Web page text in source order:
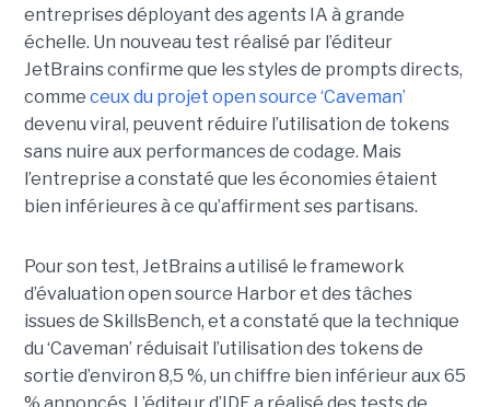
entreprises déployant des agents IA à grande
échelle. Un nouveau test réalisé par l’éditeur
JetBrains confirme que les styles de prompts directs,
comme ceux du projet open source ‘Caveman’
devenu viral, peuvent réduire l’utilisation de tokens
sans nuire aux performances de codage. Mais
l’entreprise a constaté que les économies étaient
bien inférieures à ce qu’affirment ses partisans.
Pour son test, JetBrains a utilisé le framework
d’évaluation open source Harbor et des tâches
issues de SkillsBench, et a constaté que la technique
du ‘Caveman’ réduisait l’utilisation des tokens de
sortie d’environ 8,5 %, un chiffre bien inférieur aux 65